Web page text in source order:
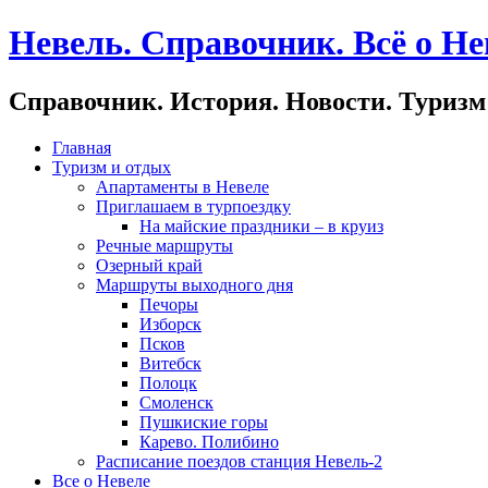
Невель. Справочник. Всё о
Справочник. История. Новости. Туризм
Главная
Туризм и отдых
Апартаменты в Невеле
Приглашаем в турпоездку
На майские праздники – в круиз
Речные маршруты
Озерный край
Маршруты выходного дня
Печоры
Изборск
Псков
Витебск
Полоцк
Смоленск
Пушкиские горы
Карево. Полибино
Расписание поездов станция Невель-2
Все о Невеле